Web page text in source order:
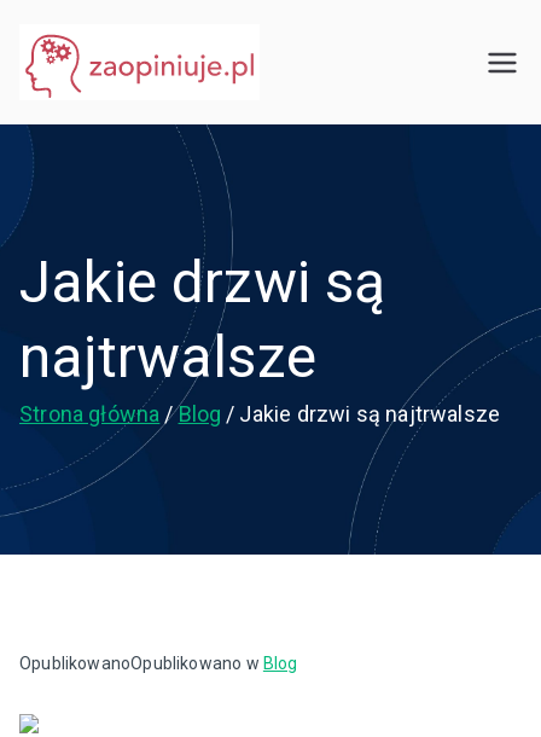
treści
Jakie drzwi są
najtrwalsze
Strona główna Blog Jakie drzwi są najtrwalsze
OpublikowanoOpublikowano w Blog